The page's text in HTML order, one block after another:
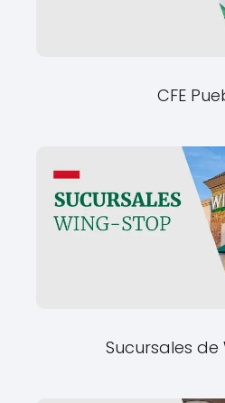
CFE
Sucursales de